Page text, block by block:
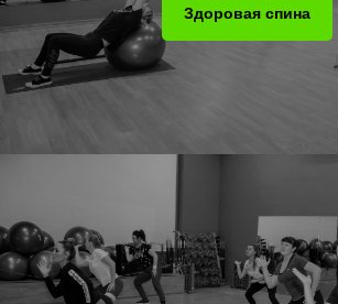
Здоровая спина